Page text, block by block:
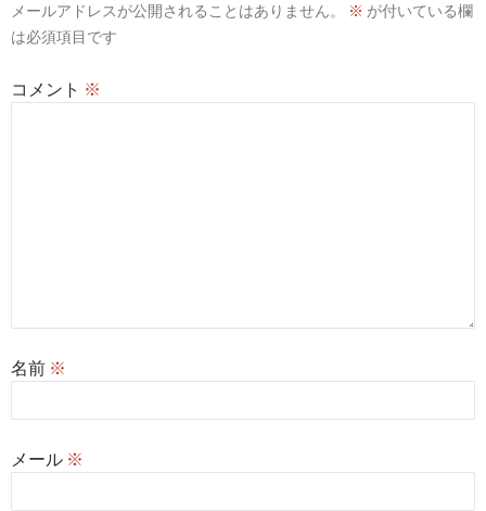
シ
ン
メールアドレスが公開されることはありません。 ※ が付いている欄
は必須項目です
コメント ※
名前 ※
メール ※